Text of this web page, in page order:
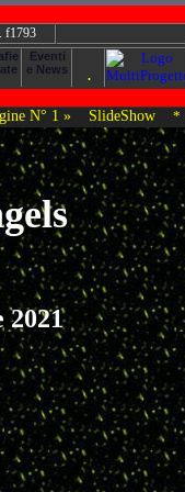
f1793
N° 1 » SlideShow *